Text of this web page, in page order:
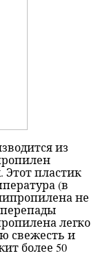
из
пластик
(в
не
легко
свежесть и
более 50